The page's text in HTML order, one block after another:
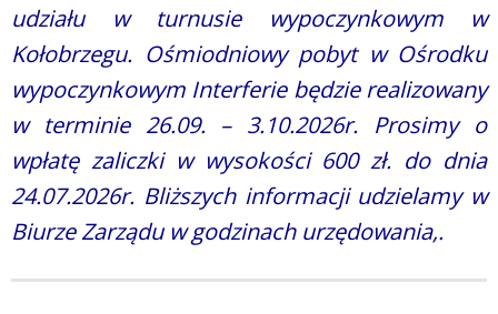
udziału w turnusie wypoczynkowym w
Kołobrzegu. Ośmiodniowy pobyt w Ośrodku
wypoczynkowym Interferie będzie realizowany
w terminie 26.09. – 3.10.2026r. Prosimy o
wpłatę zaliczki w wysokości 600 zł. do dnia
24.07.2026r. Bliższych informacji udzielamy w
Biurze Zarządu w godzinach urzędowania,.